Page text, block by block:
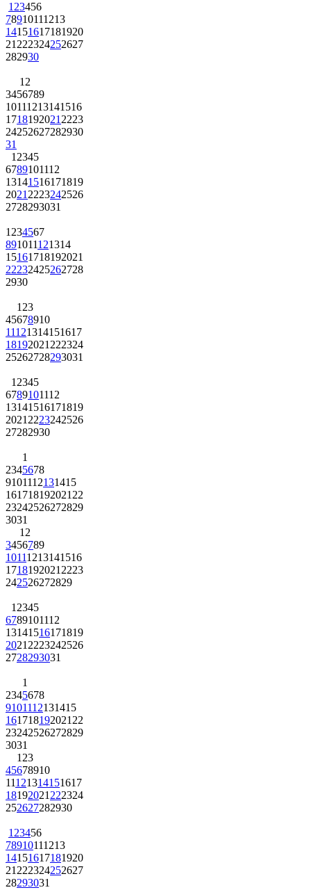
1 23456
78910111213
14151617181920
21 222324252627
282930
1 2
3456789
10111213141516
1718192021 2223
24252627282930
31
1 2345
6789101112
13141516171819
2021 2223242526
2728293031
1 234567
891011121314
15161718192021
22232425262728
2930
1 23
45678910
11121314151617
18192021 222324
25262728293031
1 2345
6789101112
13141516171819
2021 2223242526
27282930
1
2345678
9101112131415
161718192021 22
23242526272829
3031
1 2
3456789
10111213141516
1718192021 2223
242526272829
1 2345
6789101112
13141516171819
2021 2223242526
2728293031
1
2345678
9101112131415
161718192021 22
23242526272829
3031
1 23
45678910
11121314151617
18192021 222324
252627282930
1 23456
78910111213
14151617181920
21 222324252627
28293031